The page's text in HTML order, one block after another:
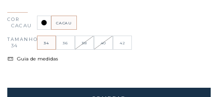
COR
CACAU CACAU
TAMANHO
34 34 36 38 40 42
Guia de medidas